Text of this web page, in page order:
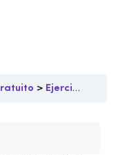
Ejercicios Poderosos de desarrollo espiritual